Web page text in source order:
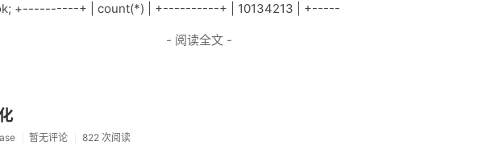
+----------+ | count(*) | +----------+ | 10134213 | +-----
- 阅读全文 -
暂无评论 822 次阅读